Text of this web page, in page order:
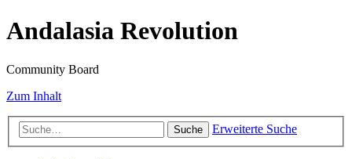
Andalasia Revolution
Community Board
Zum Inhalt
Suche Erweiterte Suche